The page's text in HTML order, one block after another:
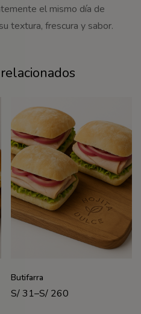
el mismo día de
textura, frescura y sabor.
Butifarra
S/31–S/ 260